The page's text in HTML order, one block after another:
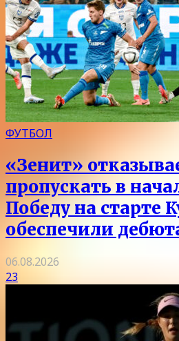
ФУТБОЛ
«Зенит»
пропускать в
Победу на старте
обеспечили
06.08.2026
23